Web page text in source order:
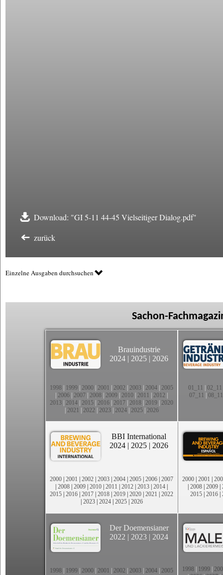
Download: "GI 5-11 44-45 Vielseitiger Dialog.pdf"
zurück
Einzelne Ausgaben durchsuchen
Sachon-
Brauindustrie
2024 | 2025 | 2026
1998 1999 2000 2001 2002 2003 2004 2005
2006 2007 2008 2009 2010 2011 2012
2013 2014 2015 2016 2017 2018 2019 2020
2021 2022 2023| 2024| 2025| 2026
01_11 02_11
07_11
08_11
BBI International
2024 | 2025 | 2026
2000 | 2001 | 2002 | 2003 | 2004 | 2005 | 2006 | 2007
| 2008 | 2009 | 2010 | 2011 | 2012 | 2013 | 2014 |
2015 | 2016 | 2017 | 2018 | 2019 | 2020 | 2021 | 2022
| 2023| 2024| 2025| 2026
2000 | 2001 |
| 2008 | 2009 |
2015 | 2016 |
Der Doemensianer
2022 | 2023 | 2024
1998 1999 2000 2001 2002 2003 2004 2005
1998 1999